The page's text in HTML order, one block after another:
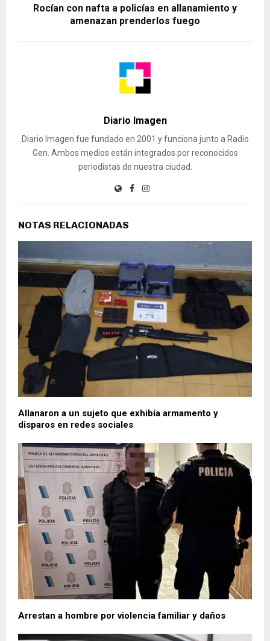
Rocían con nafta a policías en allanamiento y
amenazan prenderlos fuego
Diario Imagen
Diario Imagen fue fundado en 2001 y funciona junto a Radio
Gen. Ambos medios están integrados por reconocidos
periodistas de nuestra ciudad.
NOTAS RELACIONADAS
Allanaron a un sujeto que exhibía armamento y
disparos en redes sociales
Arrestan a hombre por violencia familiar y daños